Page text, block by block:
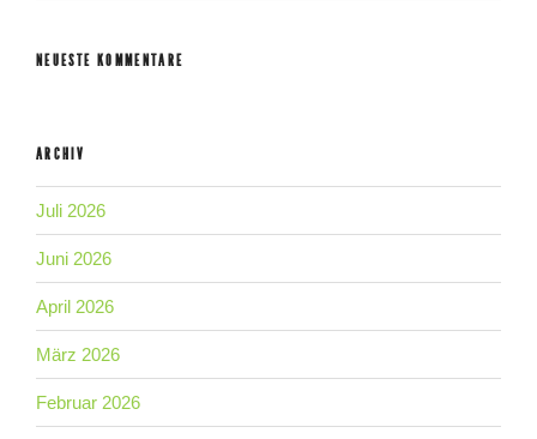
NEUESTE KOMMENTARE
ARCHIV
Juli 2026
Juni 2026
April 2026
März 2026
Februar 2026